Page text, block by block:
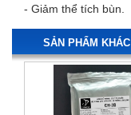
- Giảm thể tích bùn.
SẢN PHẨM KHÁC